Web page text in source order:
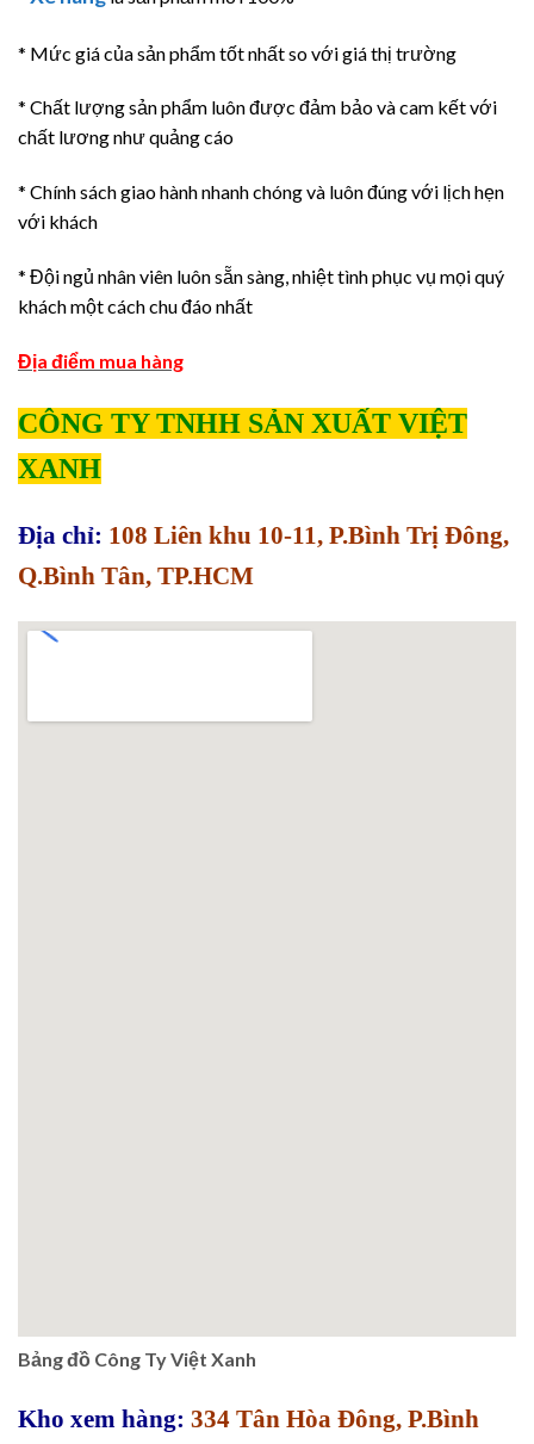
* Mức giá của sản phẩm tốt nhất so với giá thị trường
* Chất lượng sản phẩm luôn được đảm bảo và cam kết với
chất lương như quảng cáo
* Chính sách giao hành nhanh chóng và luôn đúng với lịch hẹn
với khách
* Đội ngủ nhân viên luôn sẵn sàng, nhiệt tình phục vụ mọi quý
khách một cách chu đáo nhất
Địa điểm mua hàng
CÔNG TY TNHH SẢN XUẤT VIỆT
XANH
Địa chỉ: 108 Liên khu 10-11, P.Bình Trị Đông,
Q.Bình Tân, TP.HCM
Bảng đồ Công Ty Việt Xanh
Kho xem hàng: 334 Tân Hòa Đông, P.Bình